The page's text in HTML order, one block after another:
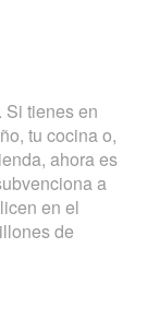
Si tienes en
tu cocina o,
ahora es
a
en el
de